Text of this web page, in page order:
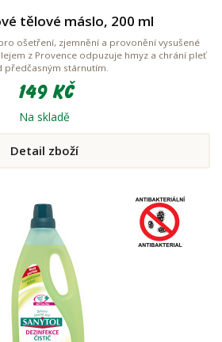
tělové máslo, 200 ml
ošetření, zjemnění a provonění vysušené
z Provence odpuzuje hmyz a chrání pleť
předčasným stárnutím.
149 Kč
Na skladě
Detail zboží